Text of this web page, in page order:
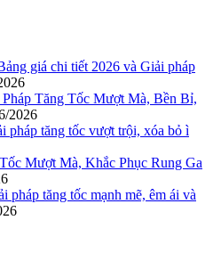
giá chi tiết 2026 và Giải pháp
Tăng Tốc Mượt Mà, Bền Bỉ,
2026
pháp tăng tốc vượt trội, xóa bỏ ì
Mượt Mà, Khắc Phục Rung Ga
tăng tốc mạnh mẽ, êm ái và